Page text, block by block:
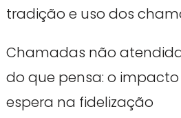
tradição e uso dos
Chamadas não
do que pensa: o
espera na fidelização